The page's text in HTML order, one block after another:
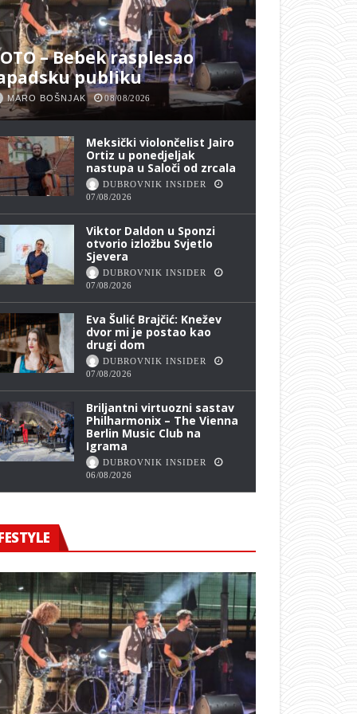
– Bebek rasplesao
publiku
MARO BOŠNJAK 08/08/2026
Meksički violončelist Jairo
Ortiz u ponedjeljak
nastupa u Saloči od zrcala
DUBROVNIK INSIDER
07/08/2026
Viktor Daldon u Sponzi
otvorio izložbu Svjetlo
Sjevera
DUBROVNIK INSIDER
07/08/2026
Eva Šulić Brajčić: Knežev
dvor mi je postao kao
drugi dom
DUBROVNIK INSIDER
07/08/2026
Briljantni virtuozni sastav
Philharmonix – The Vienna
Berlin Music Club na
Igrama
DUBROVNIK INSIDER
06/08/2026